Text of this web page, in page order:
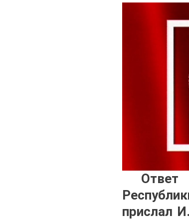
Ответ
прислал